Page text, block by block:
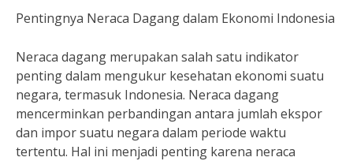
Pentingnya Neraca Dagang dalam Ekonomi Indonesia
Neraca dagang merupakan salah satu indikator
penting dalam mengukur kesehatan ekonomi suatu
negara, termasuk Indonesia. Neraca dagang
mencerminkan perbandingan antara jumlah ekspor
dan impor suatu negara dalam periode waktu
tertentu. Hal ini menjadi penting karena neraca